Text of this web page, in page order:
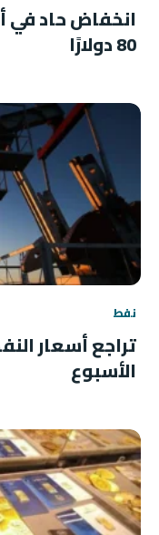
انخفاض حاد في
80 دولارًا
نفط
الأسبوع